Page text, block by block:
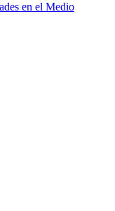
en el Medio